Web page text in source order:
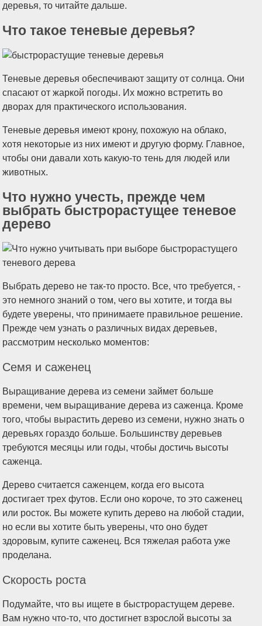
деревья, то читайте дальше.
Что такое теневые деревья?
Теневые деревья обеспечивают защиту от солнца. Они
спасают от жаркой погоды. Их можно встретить во
дворах для практического использования.
Теневые деревья имеют крону, похожую на облако,
хотя некоторые из них имеют и другую форму. Главное,
чтобы они давали хоть какую-то тень для людей или
животных.
Что нужно учесть, прежде чем
выбрать быстрорастущее теневое
дерево
Выбрать дерево не так-то просто. Все, что требуется, -
это немного знаний о том, чего вы хотите, и тогда вы
будете уверены, что принимаете правильное решение.
Прежде чем узнать о различных видах деревьев,
рассмотрим несколько моментов:
Семя и саженец
Выращивание дерева из семени займет больше
времени, чем выращивание дерева из саженца. Кроме
того, чтобы вырастить дерево из семени, нужно знать о
деревьях гораздо больше. Большинству деревьев
требуются месяцы или годы, чтобы достичь высоты
саженца.
Дерево считается саженцем, когда его высота
достигает трех футов. Если оно короче, то это саженец
или росток. Вы можете купить дерево на любой стадии,
но если вы хотите быть уверены, что оно будет
здоровым, купите саженец. Вся тяжелая работа уже
проделана.
Скорость роста
Подумайте, что вы ищете в быстрорастущем дереве.
Вам нужно что-то, что достигнет взрослой высоты за